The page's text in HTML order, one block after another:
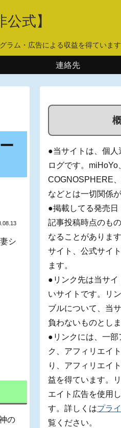
式】
ラム・広告による収益を得ています
連絡先
シ
の
●当サイトは、個
ログです。miHoYo
COGNOSPHERE
などとは一切関係
●掲載してる発売日
記事投稿時点のも
なることがありま
サイト、公式サイ
ます。
●リンク先は当サ
いサイトです。リ
ブルについて、当
負わないものとしま
●リンクには、一
ク、アフィリエイ
り、アフィリエイ
益を得ています。
エイト広告を使用
す。詳しくはプラ
覧ください。